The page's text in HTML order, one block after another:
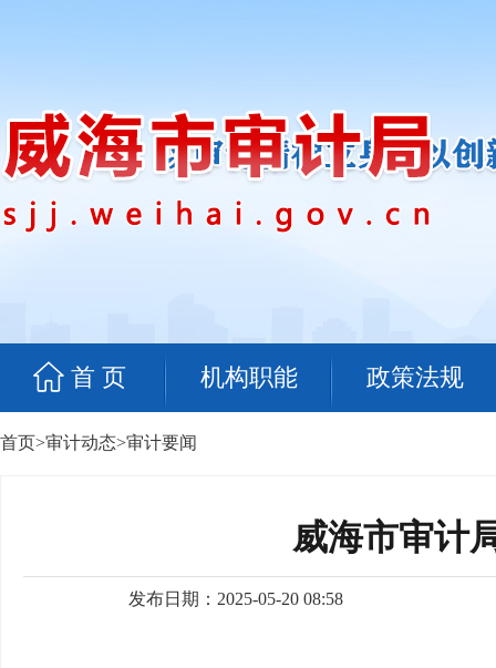
首 页 机构职能 政策法规
首页>审计动态>审计要闻
威海市审计
发布日期：2025-05-20 08:58